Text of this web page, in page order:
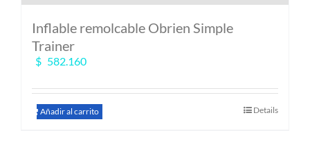
Inflable remolcable Obrien Simple
Trainer
$ 582.160
Añadir al carrito Details